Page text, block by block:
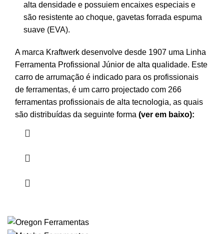
alta densidade e possuiem encaixes especiais e
são resistente ao choque, gavetas forrada espuma
suave (EVA).
A marca Kraftwerk desenvolve desde 1907 uma Linha
Ferramenta Profissional Júnior de alta qualidade. Este
carro de arrumação é indicado para os profissionais
de ferramentas, é um carro projectado com 266
ferramentas profissionais de alta tecnologia, as quais
são distribuídas da seguinte forma (ver em baixo):